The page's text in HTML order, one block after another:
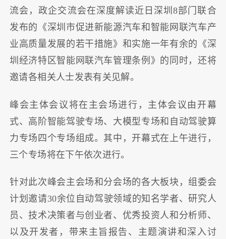
流会，政企交流会在深度解读近日深圳8部门联合
发布的《深圳市促进新能源汽车和智能网联汽车产
业高质量发展的若干措施》和实施一年有余的《深
圳经济特区智能网联汽车管理条例》的同时，还将
邀请各相关人士发表有关见解。
峰会主体会议将在主会场进行，主体会议由开幕
式、高阶智能驾驶专场、大模型专场和自动驾驶算
力专场四个专场组成。其中，开幕式在上午进行，
三个专场将在下午依次进行。
针对此次峰会主会场和分会场的各大板块，组委会
计划邀请30余位自动驾驶领域的知名学者、研究人
员、技术决策者与创业者、优秀投资人和分析师、
以及开发者，带来主旨报告、主题演讲和深入讨